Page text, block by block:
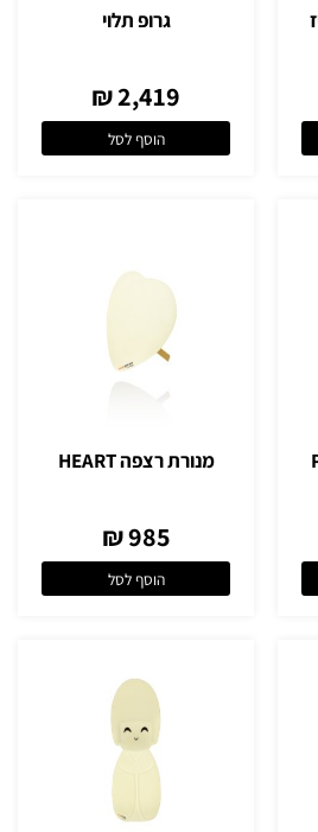
גרופ תלוי
2,419 ₪
הוסף לסל
מנורת רצפה HEART
985 ₪
הוסף לסל